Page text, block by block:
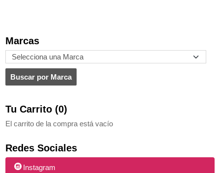
Marcas
Tu Carrito (0)
El carrito de la compra está vacío
Redes Sociales
Instagram